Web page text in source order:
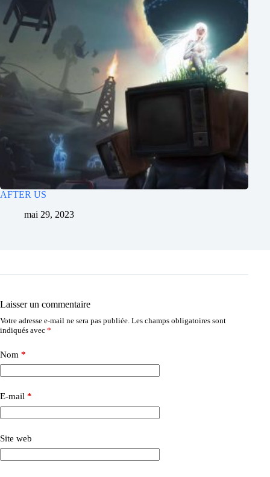
AFTER US
mai 29, 2023
Laisser un commentaire
Votre adresse e-mail ne sera pas publiée. Les champs obligatoires sont
indiqués avec *
Nom *
E-mail *
Site web